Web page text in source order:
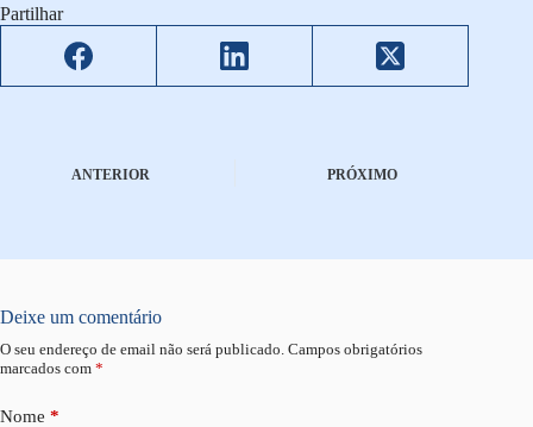
Partilhar
ANTERIOR PRÓXIMO
Deixe um comentário
O seu endereço de email não será publicado. Campos obrigatórios
marcados com *
Nome *